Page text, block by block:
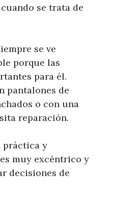
se trata de
se ve
porque las
para él.
pantalones de
o con una
reparación.
práctica y
muy excéntrico y
decisiones de